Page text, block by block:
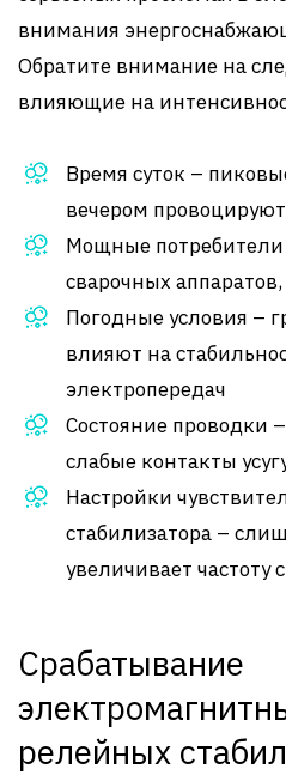
внимания
Обратите внимание на
влияющие на
Время суток –
вечером
Мощные
сварочных
Погодные условия –
влияют на
электропередач
Состояние проводки
слабые контакты
Настройки
стабилизатора –
увеличивает частоту
Срабатывание
релейных